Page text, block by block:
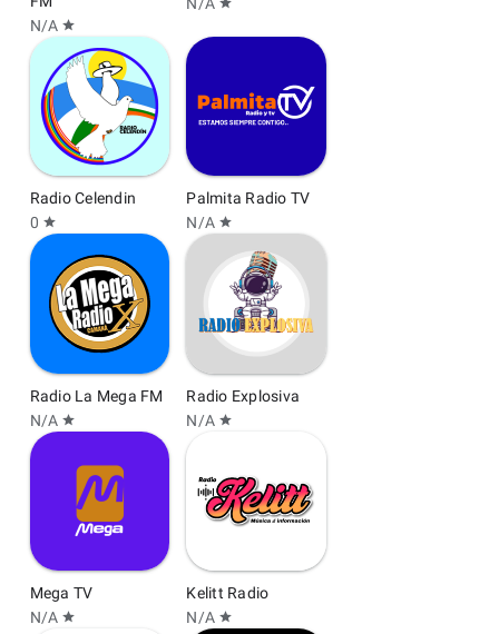
N/A star
Radio Celendin
0 star
Palmita Radio TV
N/A star
Radio La Mega FM
N/A star
Radio Explosiva
N/A star
Mega TV
N/A star
Kelitt Radio
N/A star